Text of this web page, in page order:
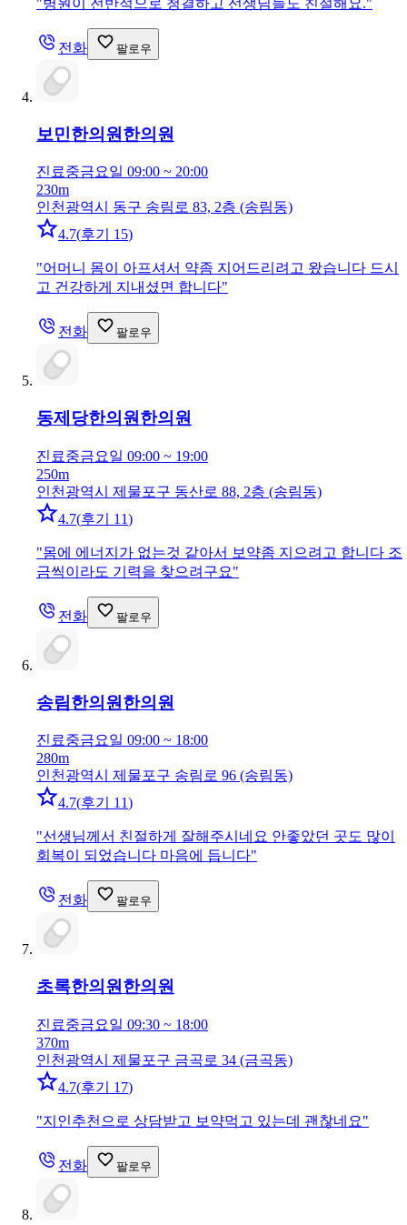
"병원이 전반적으로 청결하고 선생님들도 친절해요."
전화 팔로우
보민한의원 한의원
진료중금요일 09:00 ~ 20:00
230m
인천광역시 동구 송림로 83, 2층 (송림동)
4.7(후기 15)
"어머니 몸이 아프셔서 약좀 지어드리려고 왔습니다 드시
고 건강하게 지내셨면 합니다"
전화 팔로우
동제당한의원 한의원
진료중금요일 09:00 ~ 19:00
250m
인천광역시 제물포구 동산로 88, 2층 (송림동)
4.7(후기 11)
"몸에 에너지가 없는것 같아서 보약좀 지으려고 합니다 조
금씩이라도 기력을 찾으려구요"
전화 팔로우
송림한의원 한의원
진료중금요일 09:00 ~ 18:00
280m
인천광역시 제물포구 송림로 96 (송림동)
4.7(후기 11)
"선생님께서 친절하게 잘해주시네요 안좋았던 곳도 많이
회복이 되었습니다 마음에 듭니다"
전화 팔로우
초록한의원 한의원
진료중금요일 09:30 ~ 18:00
370m
인천광역시 제물포구 금곡로 34 (금곡동)
4.7(후기 17)
"지인추천으로 상담받고 보약먹고 있는데 괜찮네요"
전화 팔로우